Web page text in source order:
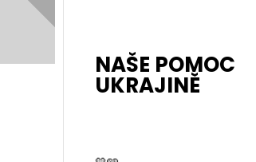
NAŠE POMOC
UKRAJINĚ